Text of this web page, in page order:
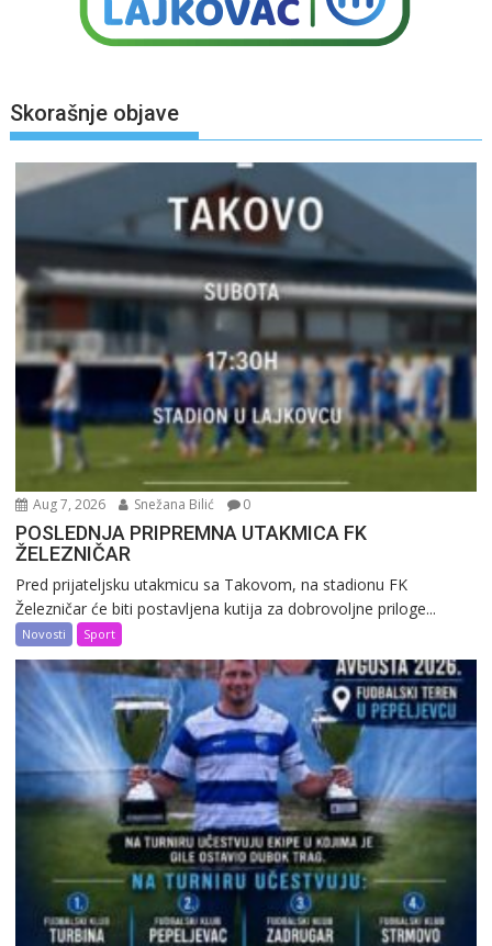
Skorašnje objave
Aug 7, 2026 Snežana Bilić 0
POSLEDNJA PRIPREMNA UTAKMICA FK
ŽELEZNIČAR
Pred prijateljsku utakmicu sa Takovom, na stadionu FK
Železničar će biti postavljena kutija za dobrovoljne priloge...
Novosti Sport